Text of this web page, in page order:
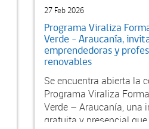
27 Feb 2026
Programa Viraliza
Verde – Araucanía,
emprendedoras y
renovables
Se encuentra abierta la
Programa Viraliza
Verde – Araucanía, una
gratuita y presencial